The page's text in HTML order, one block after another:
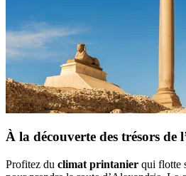
À la découverte des trésors de
Profitez du climat printanier qui flotte